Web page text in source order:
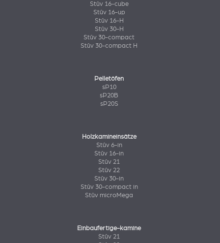
Stûv 16-cube
Stûv 16-up
Stûv 16-H
Stûv 30-H
Stûv 30-compact
Stûv 30-compact H
Pelletöfen
sP10
sP20B
sP20S
Holzkamineinsätze
Stûv 6-in
Stûv 16-in
Stûv 21
Stûv 22
Stûv 30-in
Stûv 30-compact in
Stûv microMega
Einbaufertige-kamine
Stûv 21